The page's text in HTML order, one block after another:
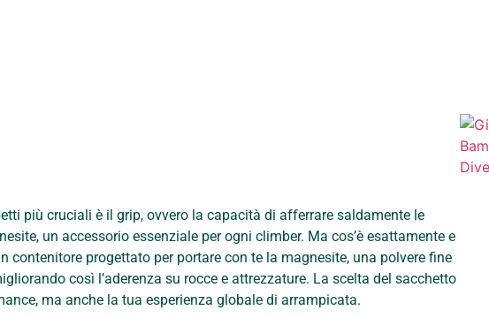
più cruciali è il grip, ovvero la capacità di afferrare saldamente le
un accessorio essenziale per ogni climber. Ma cos’è esattamente e
contenitore progettato per portare con te la magnesite, una polvere fine
così l’aderenza su rocce e attrezzature. La scelta del sacchetto
ma anche la tua esperienza globale di arrampicata.